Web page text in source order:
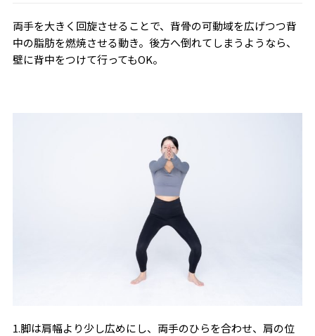
両手を大きく回旋させることで、背骨の可動域を広げつつ背
中の脂肪を燃焼させる動き。後方へ倒れてしまうようなら、
壁に背中をつけて行ってもOK。
1.脚は肩幅より少し広めにし、両手のひらを合わせ、肩の位